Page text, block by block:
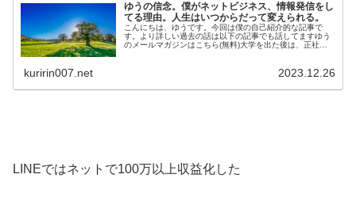
ゆうの信念。僕がネットビジネス、情報発信をし
てる理由。人生はいつからだって変えられる。
こんにちは、ゆうです。今回は僕の自己紹介的な記事で
す。より詳しい過去の話は以下の記事でも話してますゆう
のメールマガジンはこちら(無料)大学を出た後は、正社員
kuririn007.net 2023.12.26
LINEではネットで100万以上収益化した